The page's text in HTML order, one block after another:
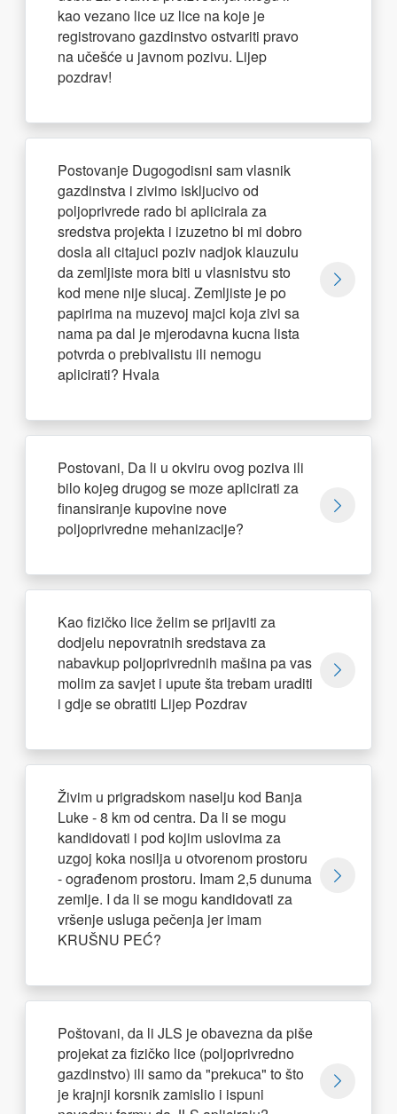
kao vezano lice uz lice na koje je
registrovano gazdinstvo ostvariti pravo
na učešće u javnom pozivu. Lijep
pozdrav!
Postovanje Dugogodisni sam vlasnik
gazdinstva i zivimo iskljucivo od
poljoprivrede rado bi aplicirala za
sredstva projekta i izuzetno bi mi dobro
dosla ali citajuci poziv nadjok klauzulu
da zemljiste mora biti u vlasnistvu sto
kod mene nije slucaj. Zemljiste je po
papirima na muzevoj majci koja zivi sa
nama pa dal je mjerodavna kucna lista
potvrda o prebivalistu ili nemogu
aplicirati? Hvala
Postovani, Da li u okviru ovog poziva ili
bilo kojeg drugog se moze aplicirati za
finansiranje kupovine nove
poljoprivredne mehanizacije?
Kao fizičko lice želim se prijaviti za
dodjelu nepovratnih sredstava za
nabavkup poljoprivrednih mašina pa vas
molim za savjet i upute šta trebam uraditi
i gdje se obratiti Lijep Pozdrav
Živim u prigradskom naselju kod Banja
Luke - 8 km od centra. Da li se mogu
kandidovati i pod kojim uslovima za
uzgoj koka nosilja u otvorenom prostoru
- ograđenom prostoru. Imam 2,5 dunuma
zemlje. I da li se mogu kandidovati za
vršenje usluga pečenja jer imam
KRUŠNU PEĆ?
Poštovani, da li JLS je obavezna da piše
projekat za fizičko lice (poljoprivredno
gazdinstvo) ili samo da "prekuca" to što
je krajnji korsnik zamislio i ispuni